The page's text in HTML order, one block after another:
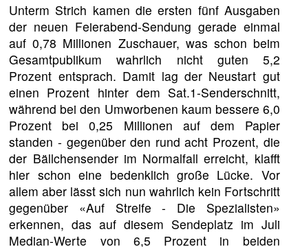
Unterm Strich kamen die ersten fünf Ausgaben
der neuen Feierabend-Sendung gerade einmal
auf 0,78 Millionen Zuschauer, was schon beim
Gesamtpublikum wahrlich nicht guten 5,2
Prozent entsprach. Damit lag der Neustart gut
einen Prozent hinter dem Sat.1-Senderschnitt,
während bei den Umworbenen kaum bessere 6,0
Prozent bei 0,25 Millionen auf dem Papier
standen - gegenüber den rund acht Prozent, die
der Bällchensender im Normalfall erreicht, klafft
hier schon eine bedenklich große Lücke. Vor
allem aber lässt sich nun wahrlich kein Fortschritt
gegenüber «Auf Streife - Die Spezialisten»
erkennen, das auf diesem Sendeplatz im Juli
Median-Werte von 6,5 Prozent in beiden